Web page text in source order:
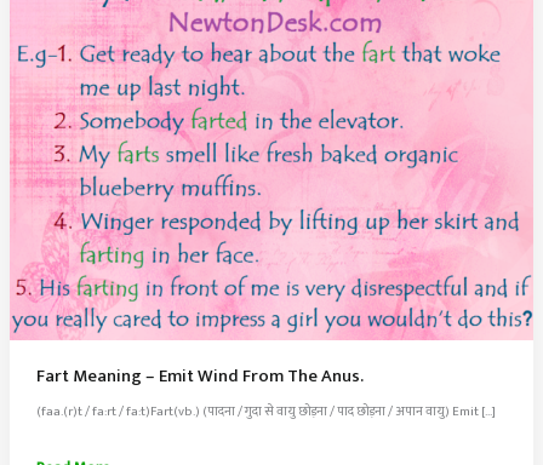
Fart Meaning – Emit Wind From The Anus.
(faa.(r)t / fa:rt / fa:t)Fart(vb.) (पादना / गुदा से वायु छोड़ना / पाद छोड़ना / अपान वायु) Emit […]